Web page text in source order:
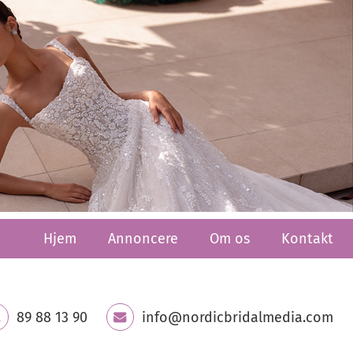
Hjem Annoncere Om os Kontakt
89 88 13 90 info@nordicbridalmedia.com